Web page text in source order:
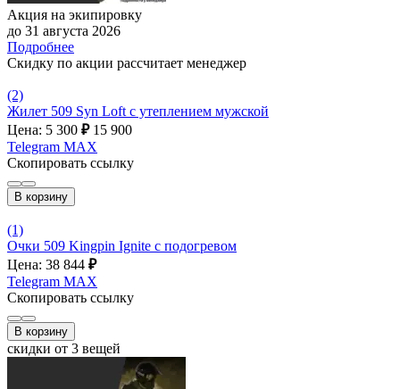
Акция на экипировку
до 31 августа 2026
Подробнее
Скидку по акции рассчитает менеджер
(2)
Жилет 509 Syn Loft с утеплением мужской
Цена: 5 300 ₽ 15 900
Telegram MAX
Скопировать ссылку
В корзину
(1)
Очки 509 Kingpin Ignite с подогревом
Цена: 38 844 ₽
Telegram MAX
Скопировать ссылку
В корзину
скидки от 3 вещей